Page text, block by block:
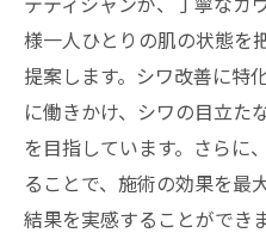
様一人ひとりの肌の状態を
提案します。シワ改善に特
に働きかけ、シワの目立た
を目指しています。さらに
ることで、施術の効果を最
結果を実感することができ